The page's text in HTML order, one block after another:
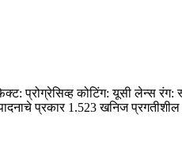
कोटिंग: यूसी लेन्स रंग:
प्रकार 1.523 खनिज